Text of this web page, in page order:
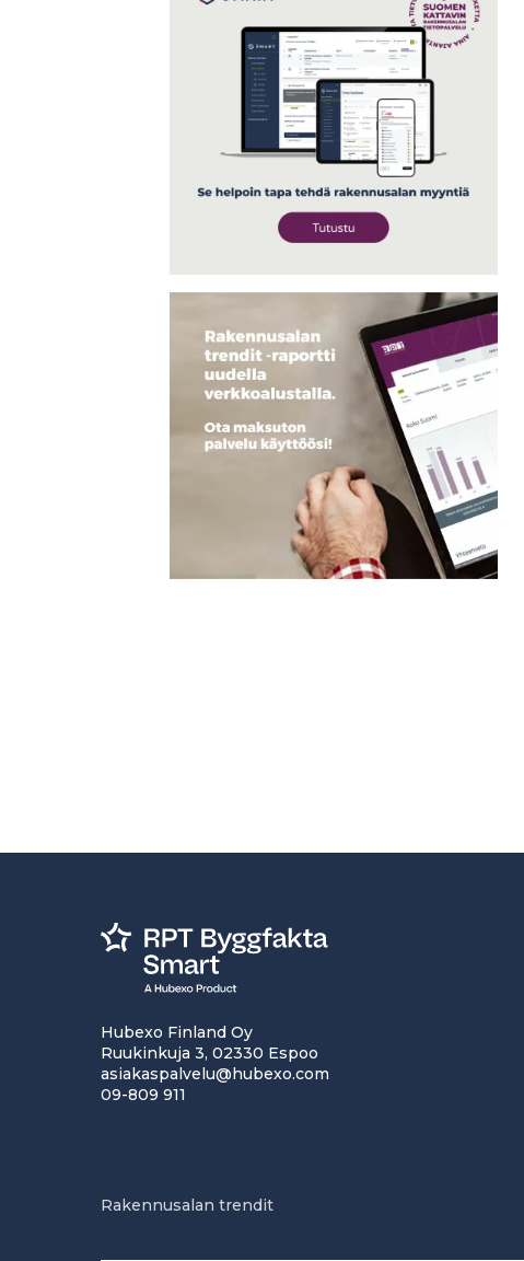
Hubexo Finland Oy
Ruukinkuja 3, 02330 Espoo
asiakaspalvelu@hubexo.com
09-809 911
Rakennusalan trendit